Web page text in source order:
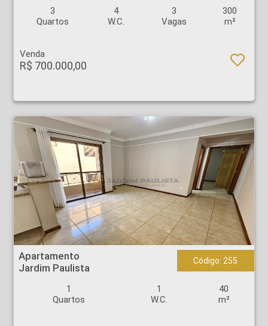
3
Quartos
4
W.C.
3
Vagas
300
m²
Venda
R$ 700.000,00
Apartamento - Jardim Paulista - Ribeirão Preto
Apartamento
Jardim Paulista
Código: 255
1
Quartos
1
W.C.
40
m²